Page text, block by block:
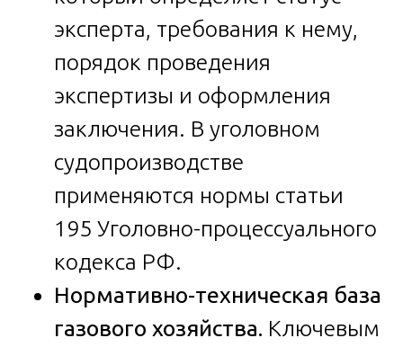
эксперта, требования к нему,
порядок проведения
экспертизы и оформления
заключения. В уголовном
судопроизводстве
применяются нормы статьи
195 Уголовно-процессуального
кодекса РФ.
Нормативно-техническая база
газового хозяйства. Ключевым